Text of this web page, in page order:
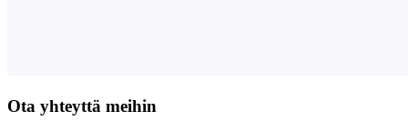
Ota yhteyttä meihin